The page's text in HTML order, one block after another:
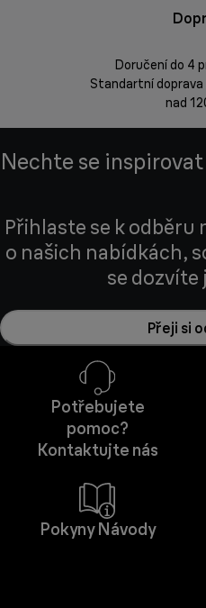
Doručení do 4
Standartní doprava
nad
Nechte se
Přihlaste se k
o našich nabídkách,
se dozvíte
Přeji si
Potřebujete
pomoc?
Kontaktujte nás
Pokyny Návody